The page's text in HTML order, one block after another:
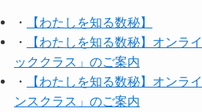
・
【わたしを知る数秘】
・
【わたしを知る数秘】オンラ
ッククラス」のご案内
・
【わたしを知る数秘】オンラ
ンスクラス」のご案内